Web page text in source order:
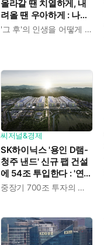
올라갈 땐 치열하게, 내
려올 땐 우아하게 : 나만
의 커리어 설계법
'그 후'의 인생을 어떻게 살 것인가
씨저널&경제
SK하이닉스 '용인 D램-
청주 낸드' 신규 팹 건설
에 54조 투입한다 : '연평
균 19% 성장' 메모리 수
중장기 700조 투자의 단계적 이행